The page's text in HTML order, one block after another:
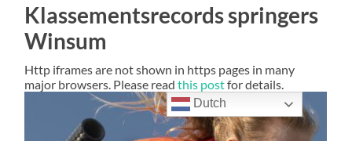
Klassementsrecords springers
Winsum
Http iframes are not shown in https pages in many
major browsers. Please readthis postfor details.